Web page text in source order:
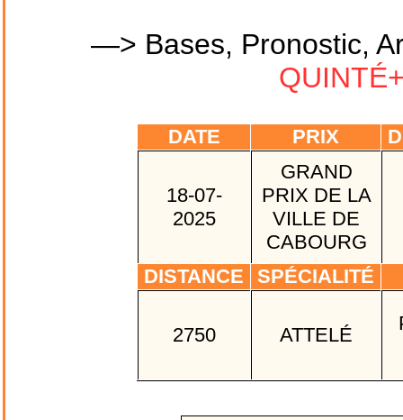
—> Bases, Pronostic,
DATE PRIX
18-07-
2025
GRAND
PRIX DE LA
VILLE DE
CABOURG
DISTANCE
SPÉCIALITÉ
2750 ATTELÉ